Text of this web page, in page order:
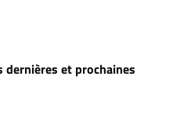
dernières et prochaines